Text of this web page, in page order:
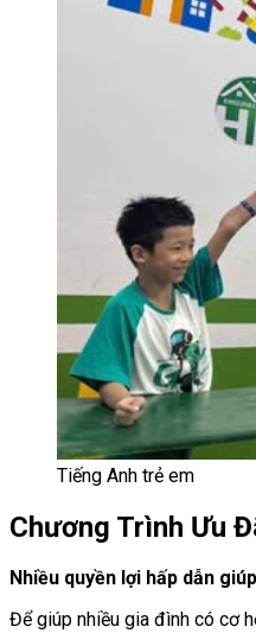
Tiếng Anh trẻ em
Chương Trình Ưu
Nhiều quyền lợi hấp dẫn
Để giúp nhiều gia đình có cơ